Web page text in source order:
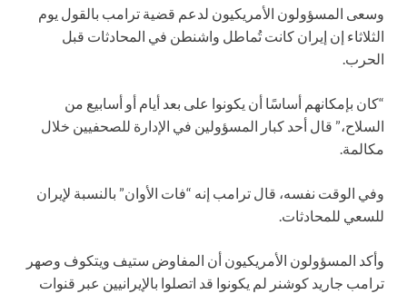
وسعى المسؤولون الأمريكيون لدعم قضية ترامب بالقول يوم
الثلاثاء إن إيران كانت تُماطل واشنطن في المحادثات قبل
الحرب.
“كان بإمكانهم أساسًا أن يكونوا على بعد أيام أو أسابيع من
السلاح،” قال أحد كبار المسؤولين في الإدارة للصحفيين خلال
مكالمة.
وفي الوقت نفسه، قال ترامب إنه “فات الأوان” بالنسبة لإيران
للسعي للمحادثات.
وأكد المسؤولون الأمريكيون أن المفاوض ستيف ويتكوف وصهر
ترامب جاريد كوشنر لم يكونوا قد اتصلوا بالإيرانيين عبر قنوات